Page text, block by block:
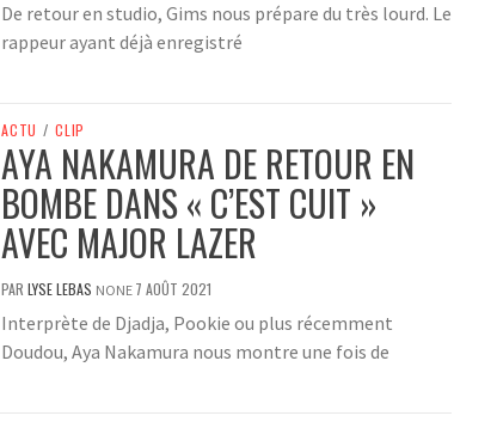
De retour en studio, Gims nous prépare du très lourd. Le
rappeur ayant déjà enregistré
ACTU / CLIP
AYA NAKAMURA DE RETOUR EN
BOMBE DANS « C’EST CUIT »
AVEC MAJOR LAZER
PAR LYSE LEBAS NONE 7 AOÛT 2021
Interprète de Djadja, Pookie ou plus récemment
Doudou, Aya Nakamura nous montre une fois de